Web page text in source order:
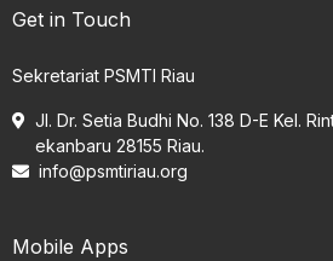
Get in Touch
Sekretariat PSMTI Riau
Jl. Dr. Setia Budhi No. 138 D-E Kel.
ekanbaru 28155 Riau.
info@psmtiriau.org
Mobile Apps